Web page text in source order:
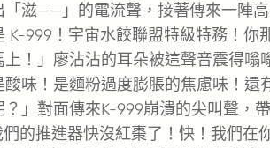
「滋——」的電流聲，接著傳來一陣
K-999！宇宙水餃聯盟特級特務！
！」廖沾沾的耳朵被這聲音震得
味！是麵粉過度膨脹的焦慮味！
」對面傳來K-999崩潰的尖叫聲，
的推進器快沒紅棗了！快！我們